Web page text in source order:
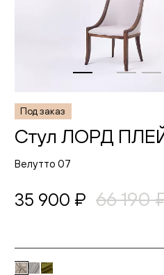
Стул ЛОРД
Под заказ
Велутто 07
35 900 ₽ 66 190